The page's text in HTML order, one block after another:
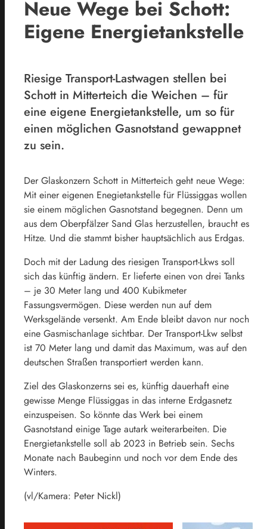
Neue Wege bei Schott:
Eigene Energietankstelle
Riesige Transport-Lastwagen stellen bei
Schott in Mitterteich die Weichen – für
eine eigene Energietankstelle, um so für
einen möglichen Gasnotstand gewappnet
zu sein.
Der Glaskonzern Schott in Mitterteich geht neue Wege:
Mit einer eigenen Enegietankstelle für Flüssiggas wollen
sie einem möglichen Gasnotstand begegnen. Denn um
aus dem Oberpfälzer Sand Glas herzustellen, braucht es
Hitze. Und die stammt bisher hauptsächlich aus Erdgas.
Doch mit der Ladung des riesigen Transport-Lkws soll
sich das künftig ändern. Er lieferte einen von drei Tanks
– je 30 Meter lang und 400 Kubikmeter
Fassungsvermögen. Diese werden nun auf dem
Werksgelände versenkt. Am Ende bleibt davon nur noch
eine Gasmischanlage sichtbar. Der Transport-Lkw selbst
ist 70 Meter lang und damit das Maximum, was auf den
deutschen Straßen transportiert werden kann.
Ziel des Glaskonzerns sei es, künftig dauerhaft eine
gewisse Menge Flüssiggas in das interne Erdgasnetz
einzuspeisen. So könnte das Werk bei einem
Gasnotstand einige Tage autark weiterarbeiten. Die
Energietankstelle soll ab 2023 in Betrieb sein. Sechs
Monate nach Baubeginn und noch vor dem Ende des
Winters.
(vl/Kamera: Peter Nickl)